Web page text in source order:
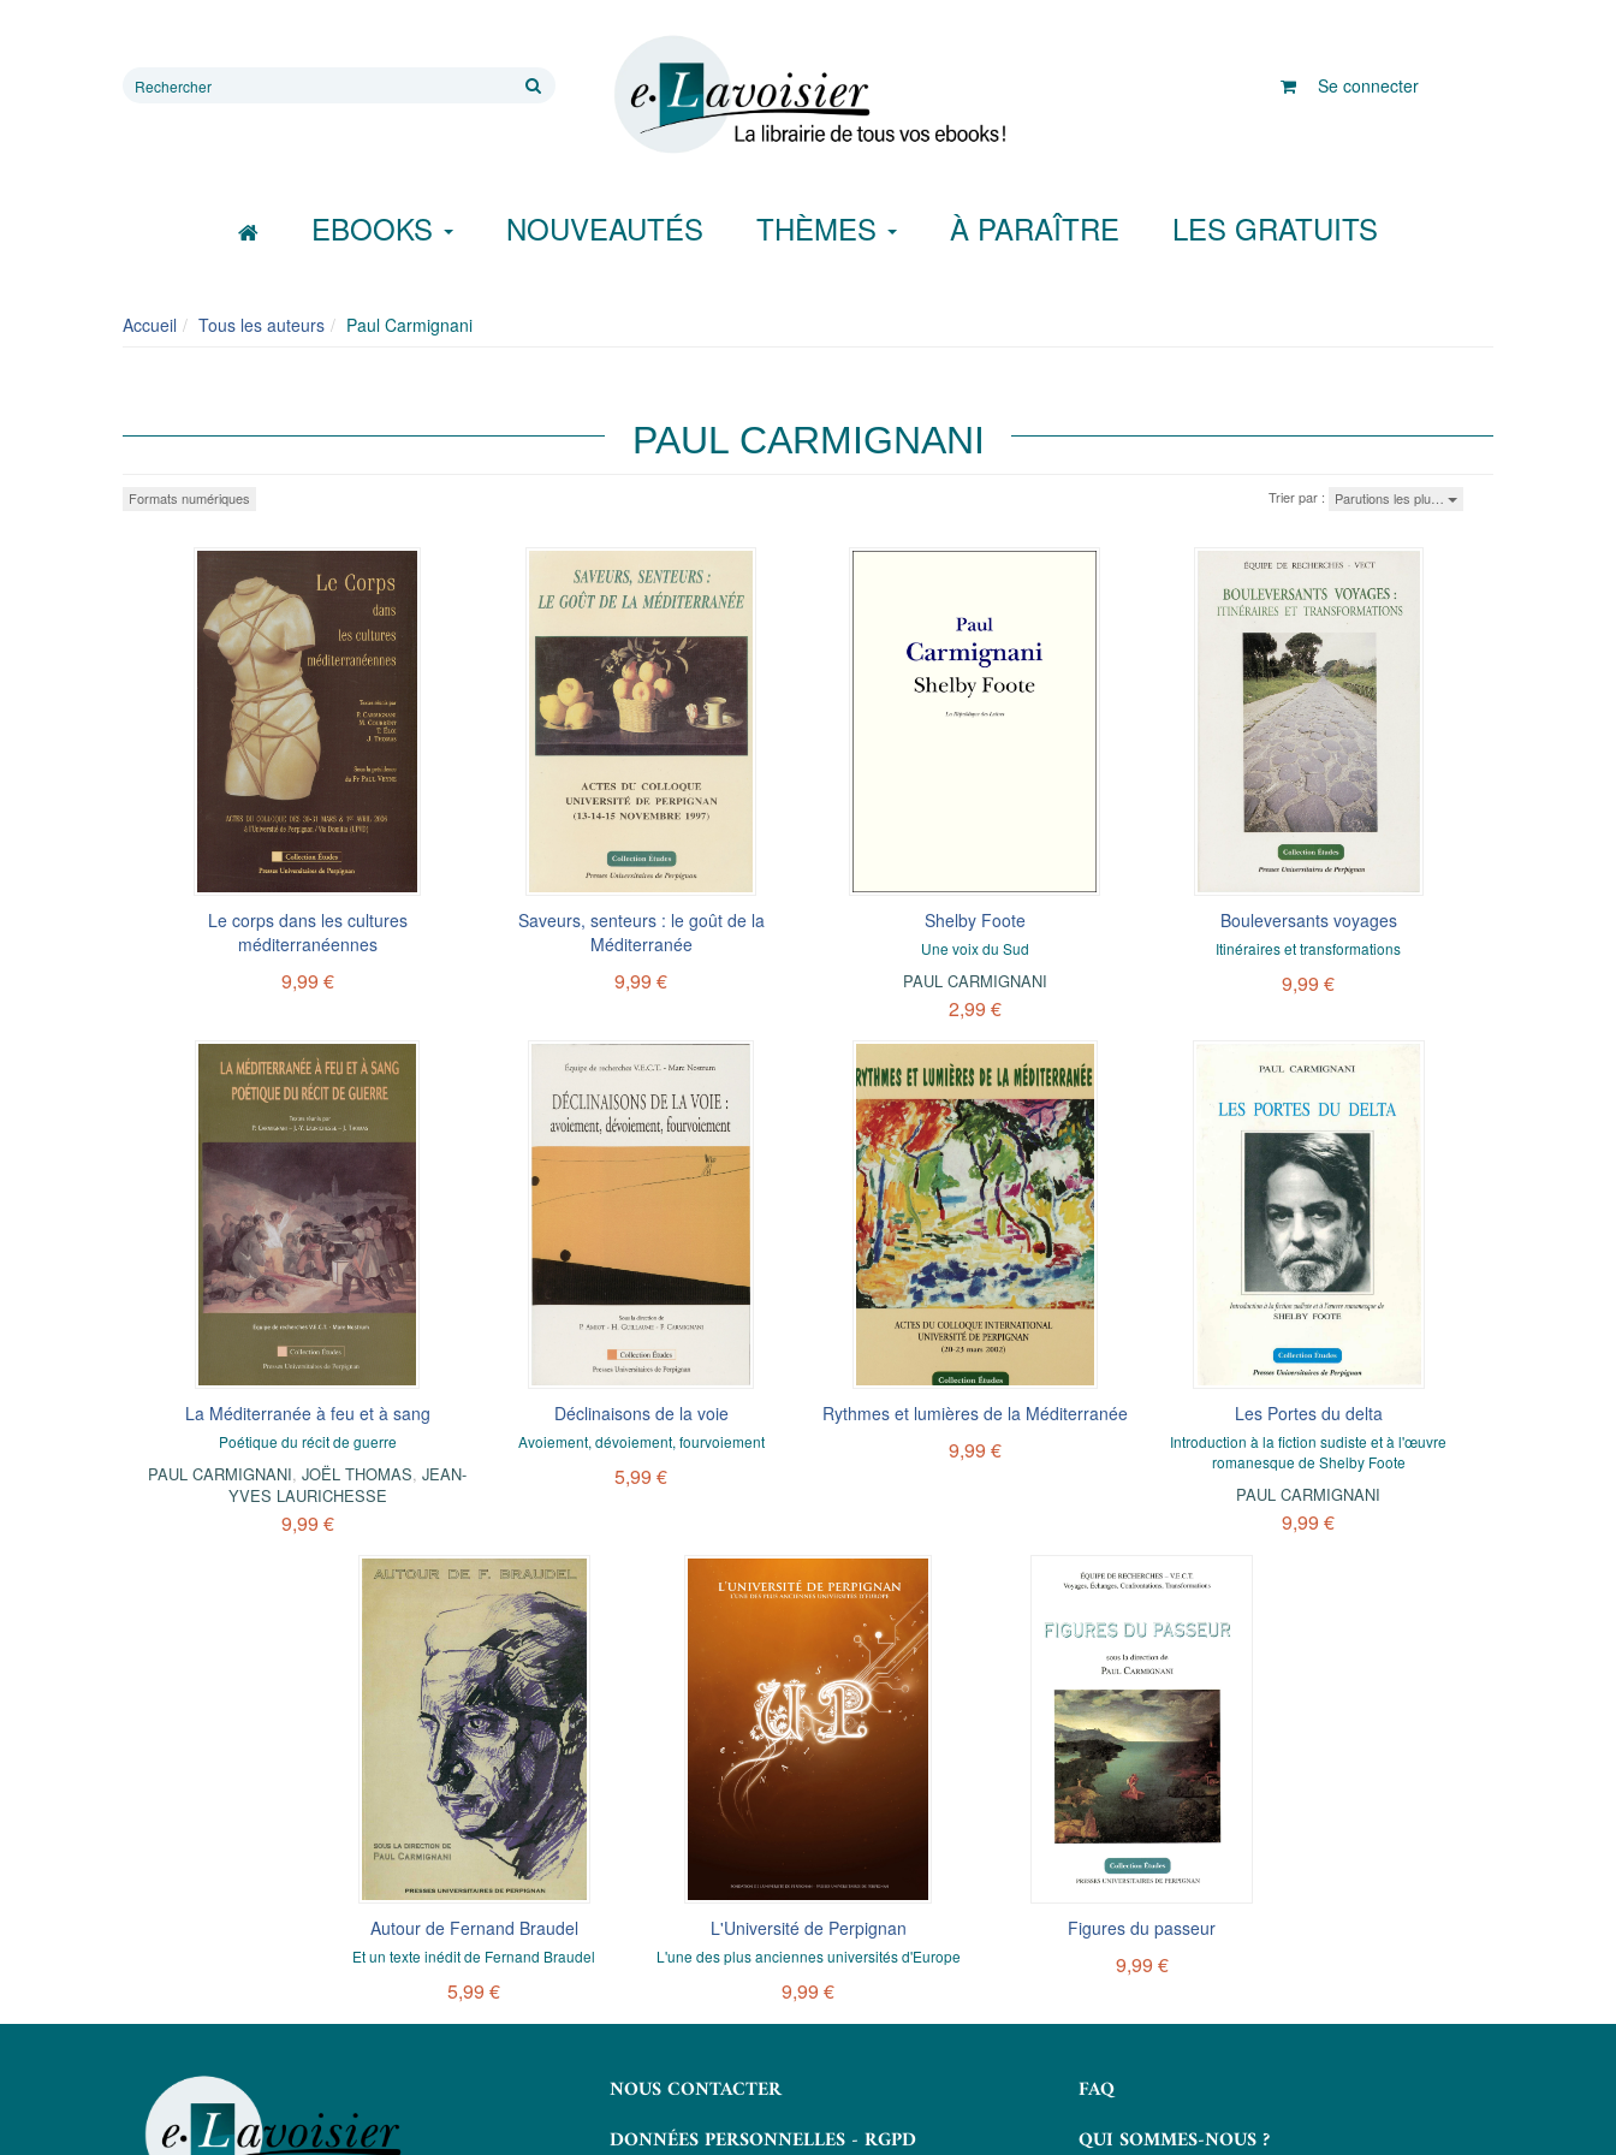
Rechercher
Se connecter
EBOOKS NOUVEAUTÉS THÈMES À PARAÎTRE LES GRATUITS
Accueil Tous les auteurs Paul Carmignani
PAUL CARMIGNANI
Formats numériques Trier par : Parutions les plu…
Le corps dans les cultures
méditerranéennes
9,99 €
Saveurs, senteurs : le goût de la
Méditerranée
9,99 €
Shelby Foote
Une voix du Sud
PAUL CARMIGNANI
2,99 €
Bouleversants voyages
Itinéraires et transformations
9,99 €
La Méditerranée à feu et à sang
Poétique du récit de guerre
PAUL CARMIGNANI,JOËL THOMAS,JEAN-
YVES LAURICHESSE
9,99 €
Déclinaisons de la voie
Avoiement, dévoiement, fourvoiement
5,99 €
Rythmes et lumières de la Méditerranée
9,99 €
Les Portes du delta
Introduction à la fiction sudiste et à l'œuvre
romanesque de Shelby Foote
PAUL CARMIGNANI
9,99 €
Autour de Fernand Braudel
Et un texte inédit de Fernand Braudel
5,99 €
L'Université de Perpignan
L'une des plus anciennes universités d'Europe
9,99 €
Figures du passeur
9,99 €
NOUS CONTACTER
DONNÉES PERSONNELLES - RGPD
FAQ
QUI SOMMES-NOUS ?